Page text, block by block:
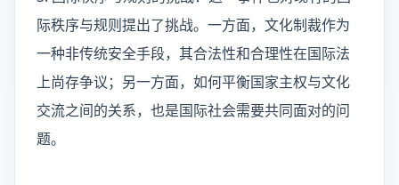
际秩序与规则提出了挑战。一方面，文化制裁作为
一种非传统安全手段，其合法性和合理性在国际法
上尚存争议；另一方面，如何平衡国家主权与文化
交流之间的关系，也是国际社会需要共同面对的问
题。